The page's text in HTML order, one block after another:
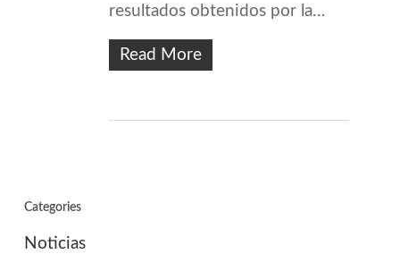
resultados obtenidos por la…
Read More
Categories
Noticias